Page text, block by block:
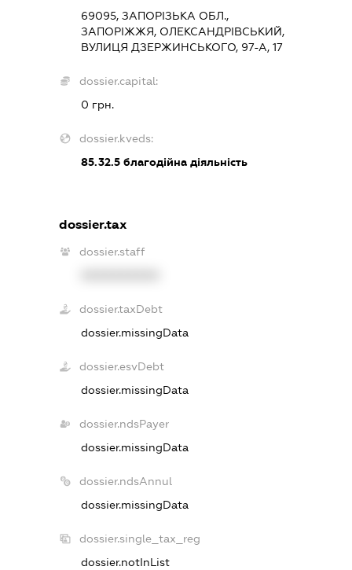
69095, ЗАПОРІЗЬКА ОБЛ.,
ЗАПОРІЖЖЯ, ОЛЕКСАНДРІВСЬКИЙ,
ВУЛИЦЯ ДЗЕРЖИНСЬКОГО, 97-А, 17
dossier.capital:
0 грн.
dossier.kveds:
85.32.5благодійна діяльність
dossier.tax
dossier.staff
dossier.taxDebt
dossier.missingData
dossier.esvDebt
dossier.missingData
dossier.ndsPayer
dossier.missingData
dossier.ndsAnnul
dossier.missingData
dossier.single_tax_reg
dossier.notInList